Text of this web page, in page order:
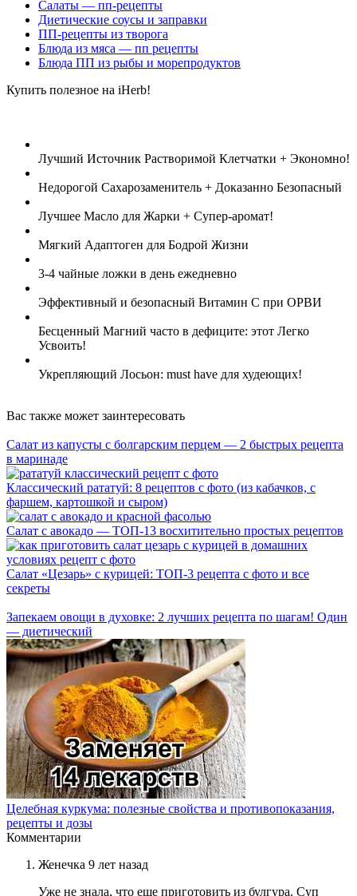
Салаты — пп-рецепты
Диетические соусы и заправки
ПП-рецепты из творога
Блюда из мяса — пп рецепты
Блюда ПП из рыбы и морепродуктов
Купить полезное на iHerb!
Лучший Источник Растворимой Клетчатки + Экономно!
Недорогой Сахарозаменитель + Доказанно Безопасный
Лучшее Масло для Жарки + Супер-аромат!
Мягкий Адаптоген для Бодрой Жизни
3-4 чайные ложки в день ежедневно
Эффективный и безопасный Витамин С при ОРВИ
Бесценный Магний часто в дефиците: этот Легко
Усвоить!
Укрепляющий Лосьон: must have для худеющих!
Вас также может заинтересовать
Салат из капусты с болгарским перцем — 2 быстрых рецепта
в маринаде
Классический рататуй: 8 рецептов с фото (из кабачков, с
фаршем, картошкой и сыром)
Салат с авокадо — ТОП-13 восхитительно простых рецептов
Салат «Цезарь» с курицей: ТОП-3 рецепта с фото и все
секреты
Запекаем овощи в духовке: 2 лучших рецепта по шагам! Один
— диетический
Целебная куркума: полезные свойства и противопоказания,
рецепты и дозы
Комментарии
Женечка 9 лет назад
Уже не знала, что еще приготовить из булгура. Суп